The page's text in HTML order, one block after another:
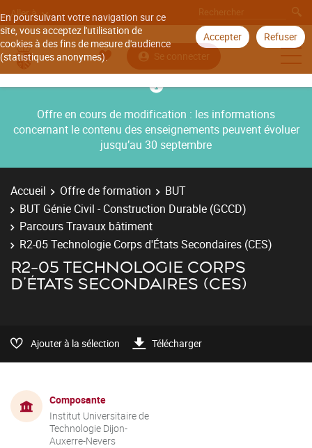
En poursuivant votre navigation sur ce
site, vous acceptez l'utilisation de
cookies à des fins de mesure d'audience
(statistiques anonymes).
Accepter Refuser
Aller à
Se connecter
Offre en cours de modification : les informations
concernant le contenu des enseignements peuvent évoluer
jusqu’au 30 septembre
Accueil Offre de formation
BUT
BUT Génie Civil - Construction Durable (GCCD)
Parcours Travaux bâtiment
R2-05 Technologie Corps d'États Secondaires (CES)
R2-05 TECHNOLOGIE CORPS
D'ÉTATS SECONDAIRES (CES)
Ajouter à la sélection Télécharger
Composante
Institut Universitaire de
Technologie Dijon-
Auxerre-Nevers